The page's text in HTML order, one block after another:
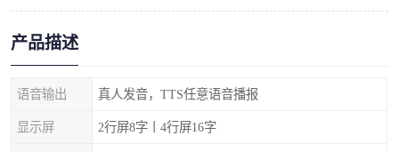
产品描述
语音输出 真人发音，TTS任意语音播报
显示屏 2行屏8字丨4行屏16字